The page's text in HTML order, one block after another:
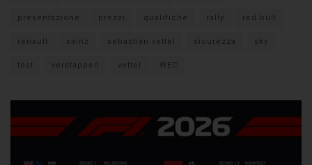
presentazione prezzi qualifiche rally red bull
renault sainz sebastian vettel sicurezza sky
test verstappen vettel WEC